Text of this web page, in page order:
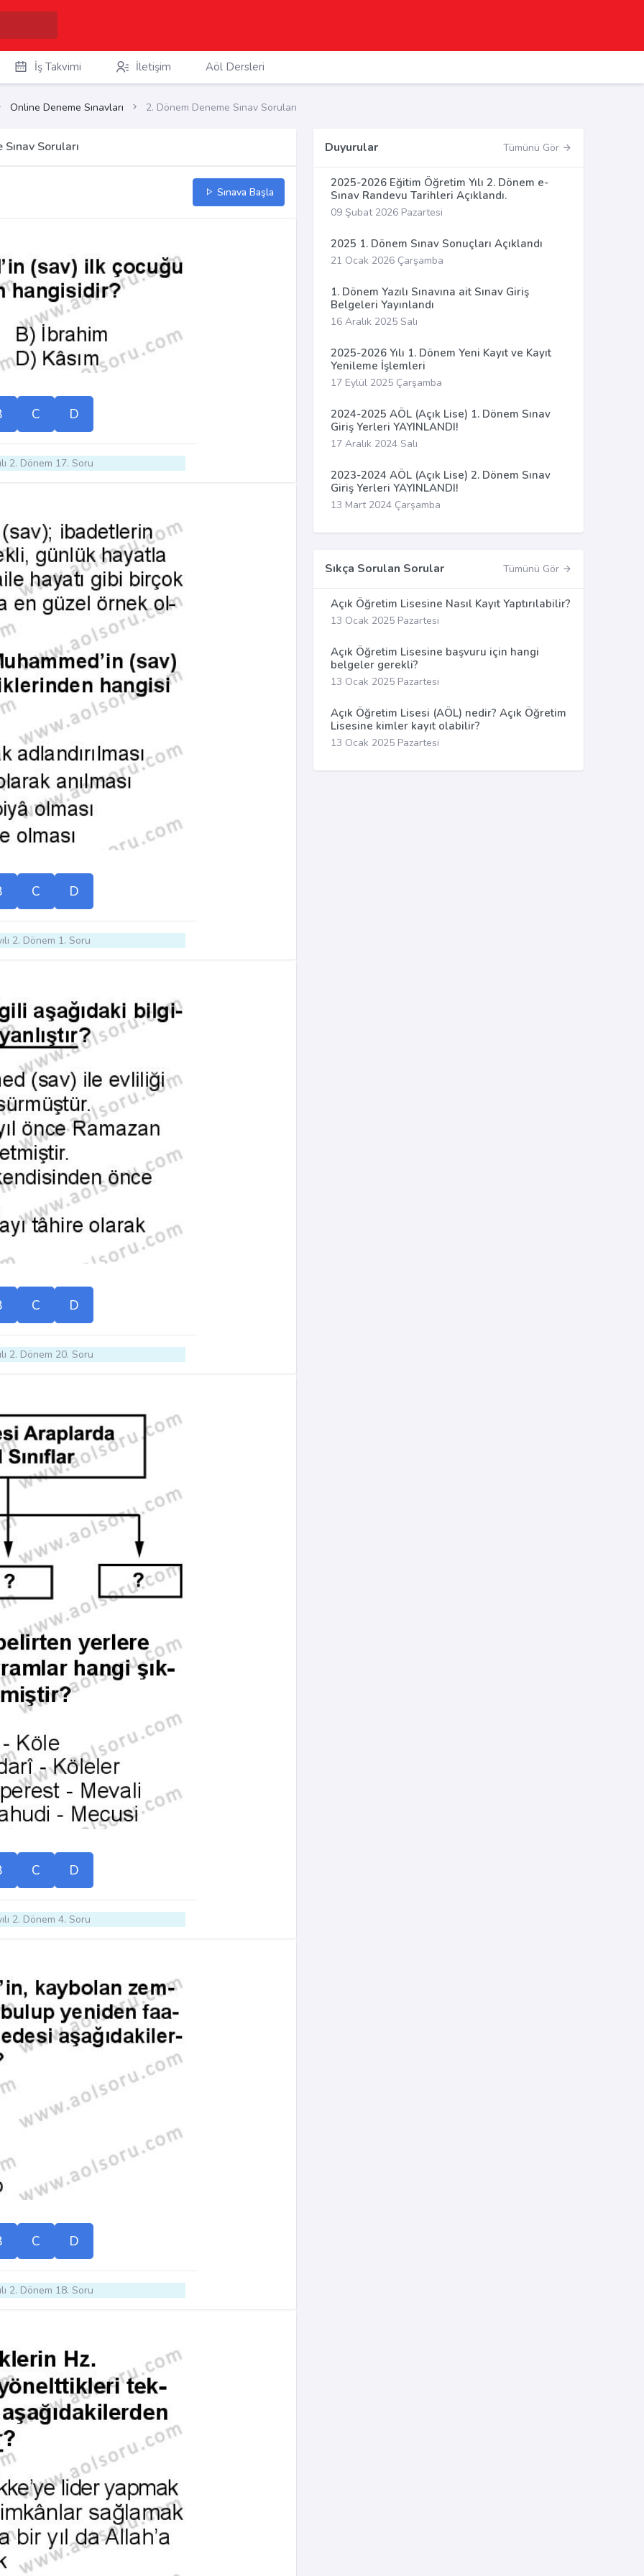
İş Takvimi İletişim Aöl Dersleri
Online Deneme Sınavları 2. Dönem Deneme Sınav Soruları
Soruları
Sınava Başla
C D
2. Dönem 17. Soru
C D
2. Dönem 1. Soru
C D
2. Dönem 20. Soru
C D
2. Dönem 4. Soru
C D
2. Dönem 18. Soru
Duyurular Tümünü Gör
2025-2026 Eğitim Öğretim Yılı 2. Dönem e-
Sınav Randevu Tarihleri Açıklandı.
09 Şubat 2026 Pazartesi
2025 1. Dönem Sınav Sonuçları Açıklandı
21 Ocak 2026 Çarşamba
1. Dönem Yazılı Sınavına ait Sınav Giriş
Belgeleri Yayınlandı
16 Aralık 2025 Salı
2025-2026 Yılı 1. Dönem Yeni Kayıt ve Kayıt
Yenileme İşlemleri
17 Eylül 2025 Çarşamba
2024-2025 AÖL (Açık Lise) 1. Dönem Sınav
Giriş Yerleri YAYINLANDI!
17 Aralık 2024 Salı
2023-2024 AÖL (Açık Lise) 2. Dönem Sınav
Giriş Yerleri YAYINLANDI!
13 Mart 2024 Çarşamba
Sıkça Sorulan Sorular Tümünü Gör
Açık Öğretim Lisesine Nasıl Kayıt Yaptırılabilir?
13 Ocak 2025 Pazartesi
Açık Öğretim Lisesine başvuru için hangi
belgeler gerekli?
13 Ocak 2025 Pazartesi
Açık Öğretim Lisesi (AÖL) nedir? Açık Öğretim
Lisesine kimler kayıt olabilir?
13 Ocak 2025 Pazartesi